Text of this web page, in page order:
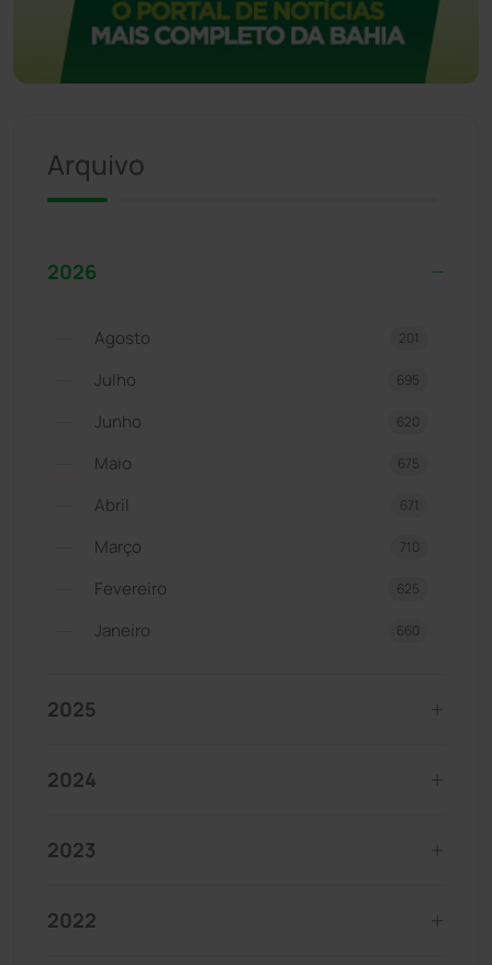
Arquivo
2026
Agosto 201
Julho 695
Junho 620
Maio 675
Abril 671
Março 710
Fevereiro 625
Janeiro 660
2025
2024
2023
2022